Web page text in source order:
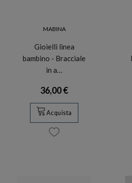
MABINA
Gioielli linea
bambino - Bracciale
in a…
36,00 €
Acquista